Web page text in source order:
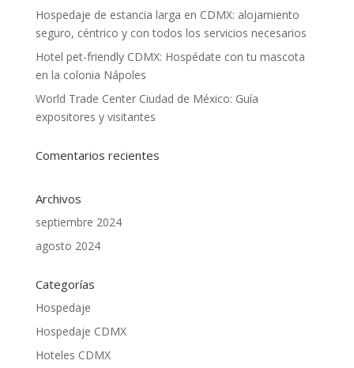
Hospedaje de estancia larga en CDMX: alojamiento
seguro, céntrico y con todos los servicios necesarios
Hotel pet-friendly CDMX: Hospédate con tu mascota
en la colonia Nápoles
World Trade Center Ciudad de México: Guía
expositores y visitantes
Comentarios recientes
Archivos
septiembre 2024
agosto 2024
Categorías
Hospedaje
Hospedaje CDMX
Hoteles CDMX